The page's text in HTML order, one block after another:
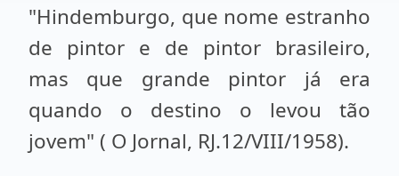
"Hindemburgo, que nome estranho
de pintor e de pintor brasileiro,
mas que grande pintor já era
quando o destino o levou tão
jovem" ( O Jornal, RJ.12/VIII/1958).